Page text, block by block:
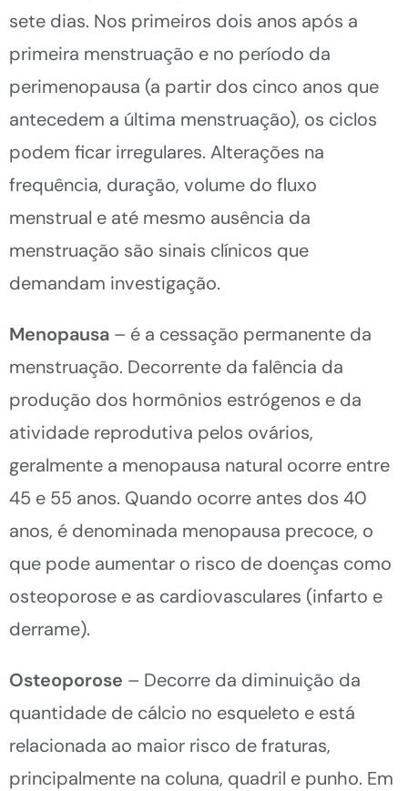
sete dias. Nos primeiros dois anos após a
primeira menstruação e no período da
perimenopausa (a partir dos cinco anos que
antecedem a última menstruação), os ciclos
podem ficar irregulares. Alterações na
frequência, duração, volume do fluxo
menstrual e até mesmo ausência da
menstruação são sinais clínicos que
demandam investigação.
Menopausa – é a cessação permanente da
menstruação. Decorrente da falência da
produção dos hormônios estrógenos e da
atividade reprodutiva pelos ovários,
geralmente a menopausa natural ocorre entre
45 e 55 anos. Quando ocorre antes dos 40
anos, é denominada menopausa precoce, o
que pode aumentar o risco de doenças como
osteoporose e as cardiovasculares (infarto e
derrame).
Osteoporose – Decorre da diminuição da
quantidade de cálcio no esqueleto e está
relacionada ao maior risco de fraturas,
principalmente na coluna, quadril e punho. Em